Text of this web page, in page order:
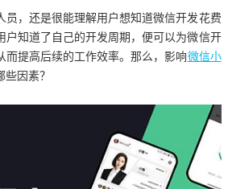
，还是很能理解用户想知道微信开发花费
户知道了自己的开发周期，便可以为微信开
而提高后续的工作效率。那么，影响微信小
因素？